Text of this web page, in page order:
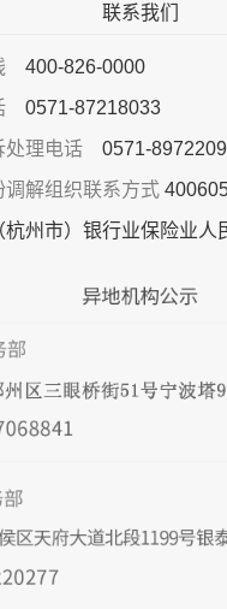
联系我们
400-826-0000
0571-87218033
处理电话0571-
调解组织联系方式
杭州市）银行业保险业人